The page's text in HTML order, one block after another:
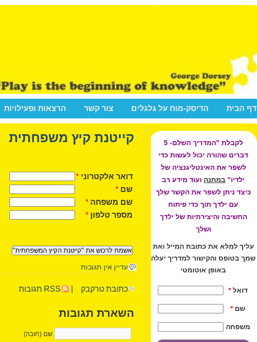
דף הבית הדיסק-מוח על גלגלים צור קשר הרצאות ופעילויות
קייטנת קיץ משפחתית
דואר אלקטרוני *
שם *
שם משפחה *
מספר טלפון *
עדיין אין תגובות
כתובת טרקבק RSS תגובות
השארת תגובות
שם (חובה)
לקבלת "המדריך השלם- 5
דברים שהורה יכול לעשות כדי
לשפר את האינטליגנציה של
ילדיו" במתנה ועוד מידע רב
כיצד ניתן לשפר את הקשר שלך
עם ילדך תוך כדי פיתוח
החשיבה והיצירתיות של ילדך
ושלך
עליך למלא את כתובת המייל ואת
שמך בטופס והקישור למדריך יעלה
באופן אוטומטי
דואל *
שם *
משפחה